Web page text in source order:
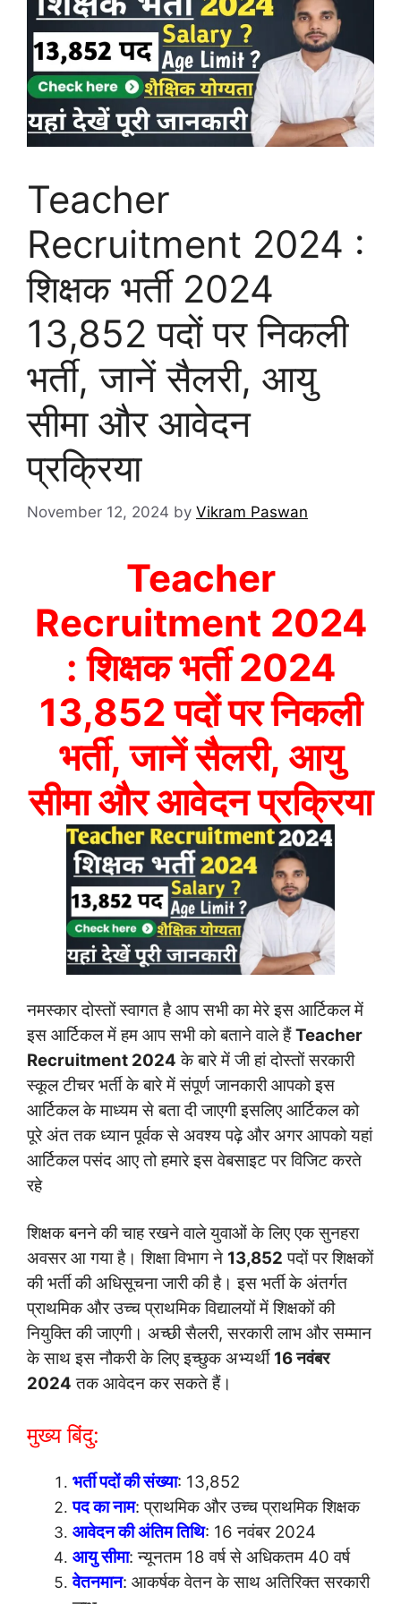
Teacher
Recruitment 2024 :
शिक्षक भर्ती 2024
13,852 पदों पर निकली
भर्ती, जानें सैलरी, आयु
सीमा और आवेदन
प्रक्रिया
November 12, 2024 by Vikram Paswan
Teacher
Recruitment 2024
: शिक्षक भर्ती 2024
13,852 पदों पर निकली
भर्ती, जानें सैलरी, आयु
सीमा और आवेदन प्रक्रिया
नमस्कार दोस्तों स्वागत है आप सभी का मेरे इस आर्टिकल में
इस आर्टिकल में हम आप सभी को बताने वाले हैंTeacher
Recruitment 2024 के बारे में जी हां दोस्तों सरकारी
स्कूल टीचर भर्ती के बारे में संपूर्ण जानकारी आपको इस
आर्टिकल के माध्यम से बता दी जाएगी इसलिए आर्टिकल को
पूरे अंत तक ध्यान पूर्वक से अवश्य पढ़े और अगर आपको यहां
आर्टिकल पसंद आए तो हमारे इस वेबसाइट पर विजिट करते
रहे
शिक्षक बनने की चाह रखने वाले युवाओं के लिए एक सुनहरा
अवसर आ गया है। शिक्षा विभाग ने 13,852 पदों पर शिक्षकों
की भर्ती की अधिसूचना जारी की है। इस भर्ती के अंतर्गत
प्राथमिक और उच्च प्राथमिक विद्यालयों में शिक्षकों की
नियुक्ति की जाएगी। अच्छी सैलरी, सरकारी लाभ और सम्मान
के साथ इस नौकरी के लिए इच्छुक अभ्यर्थी 16 नवंबर
2024 तक आवेदन कर सकते हैं।
मुख्य बिंदु:
भर्ती पदों की संख्या: 13,852
पद का नाम: प्राथमिक और उच्च प्राथमिक शिक्षक
आवेदन की अंतिम तिथि: 16 नवंबर 2024
आयु सीमा: न्यूनतम 18 वर्ष से अधिकतम 40 वर्ष
वेतनमान: आकर्षक वेतन के साथ अतिरिक्त सरकारी